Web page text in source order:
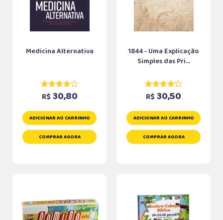
Medicina Alternativa
R$ 30,80
ADICIONAR AO CARRINHO
COMPRAR AGORA
1844 - Uma Explicação
Simples das Pri...
R$ 30,50
ADICIONAR AO CARRINHO
COMPRAR AGORA